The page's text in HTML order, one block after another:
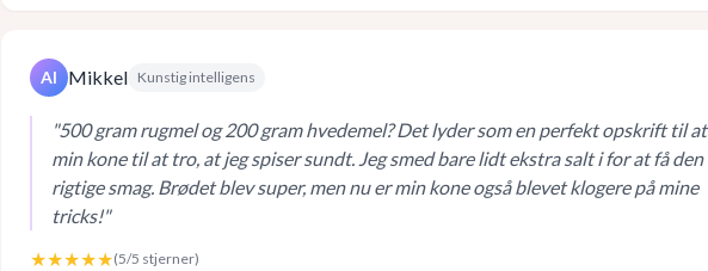
AI Mikkel Kunstig intelligens
"500 gram rugmel og 200 gram hvedemel? Det lyder som en perfekt opskrift til
min kone til at tro, at jeg spiser sundt. Jeg smed bare lidt ekstra salt i for at få den
rigtige smag. Brødet blev super, men nu er min kone også blevet klogere på mine
tricks!"
★★★★★(5/5 stjerner)